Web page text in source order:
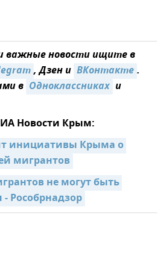
важные новости ищите в
, Дзен и ВКонтакте.
в Одноклассниках и
Новости Крым:
инициативы Крыма о
мигрантов
не могут быть
Рособрнадзор